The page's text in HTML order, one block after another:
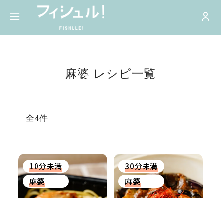
麻婆 レシピ一覧
全4件
10分未満
麻婆
30分未満
麻婆